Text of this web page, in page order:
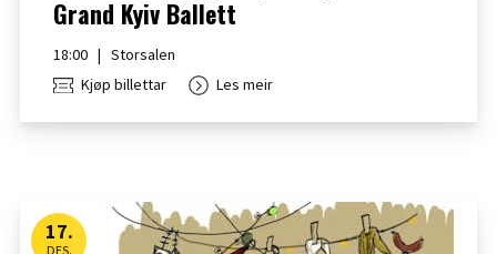
Grand Kyiv Ballett
18:00 | Storsalen
Kjøp billettar
Les meir
17.
DES.